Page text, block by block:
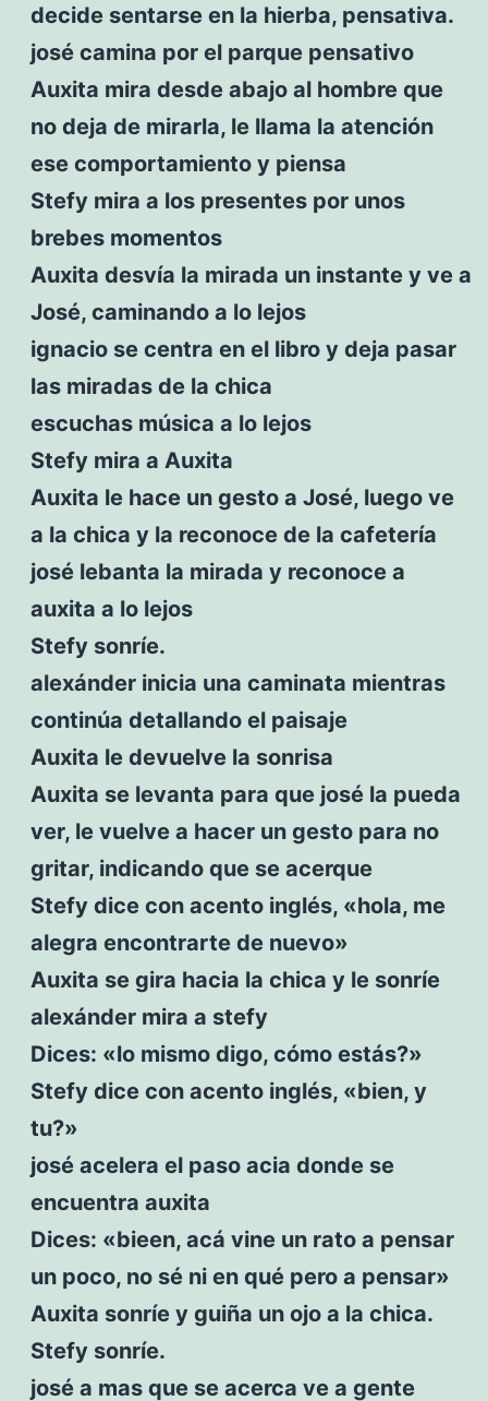
decide sentarse en la hierba, pensativa.
josé camina por el parque pensativo
Auxita mira desde abajo al hombre que
no deja de mirarla, le llama la atención
ese comportamiento y piensa
Stefy mira a los presentes por unos
brebes momentos
Auxita desvía la mirada un instante y ve a
José, caminando a lo lejos
ignacio se centra en el libro y deja pasar
las miradas de la chica
escuchas música a lo lejos
Stefy mira a Auxita
Auxita le hace un gesto a José, luego ve
a la chica y la reconoce de la cafetería
josé lebanta la mirada y reconoce a
auxita a lo lejos
Stefy sonríe.
alexánder inicia una caminata mientras
continúa detallando el paisaje
Auxita le devuelve la sonrisa
Auxita se levanta para que josé la pueda
ver, le vuelve a hacer un gesto para no
gritar, indicando que se acerque
Stefy dice con acento inglés, «hola, me
alegra encontrarte de nuevo»
Auxita se gira hacia la chica y le sonríe
alexánder mira a stefy
Dices: «lo mismo digo, cómo estás?»
Stefy dice con acento inglés, «bien, y
tu?»
josé acelera el paso acia donde se
encuentra auxita
Dices: «bieen, acá vine un rato a pensar
un poco, no sé ni en qué pero a pensar»
Auxita sonríe y guiña un ojo a la chica.
Stefy sonríe.
josé a mas que se acerca ve a gente